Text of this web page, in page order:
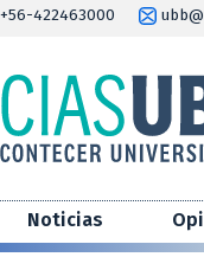
422463000
Noticias